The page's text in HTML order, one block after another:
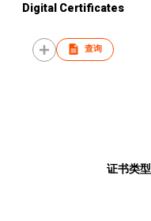
Digital Certificates
查询
证书类型